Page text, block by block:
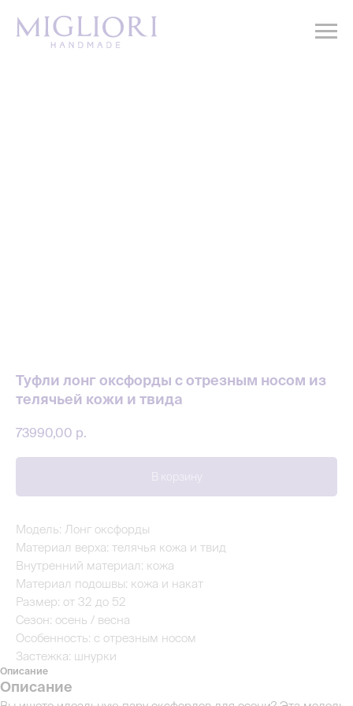
Туфли лонг оксфорды с отрезным носом из
телячьей кожи и твида
73990,00 р.
Модель: Лонг оксфорды
Материал верха: телячья кожа и твид
Внутренний материал: кожа
Материал подошвы: кожа и накат
Размер: от 32 до 52
Сезон: осень / весна
Особенность: с отрезным носом
Застежка: шнурки
Описание
Описание